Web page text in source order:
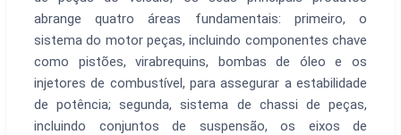
abrange quatro áreas fundamentais: primeiro, o
sistema do motor peças, incluindo componentes chave
como pistões, virabrequins, bombas de óleo e os
injetores de combustível, para assegurar a estabilidade
de potência; segunda, sistema de chassi de peças,
incluindo conjuntos de suspensão, os eixos de